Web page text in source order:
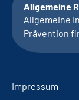
Allgemeine
Allgemeine
Prävention
Impressum